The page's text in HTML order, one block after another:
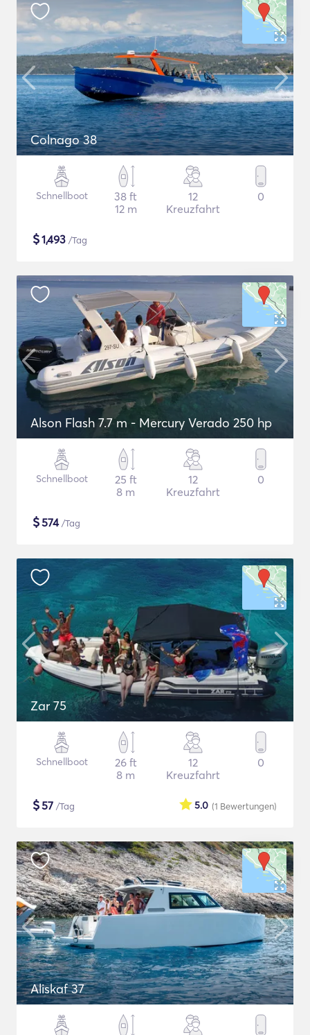
Colnago 38
Schnellboot
38 ft
12 m
12
Kreuzfahrt
0
$1,493 /Tag
Alson Flash 7.7 m - Mercury Verado 250 hp
Schnellboot
25 ft
8 m
12
Kreuzfahrt
0
$574/Tag
Zar 75
Schnellboot
26 ft
8 m
12
Kreuzfahrt
0
$57 /Tag (1 Bewertungen)
5.0
Aliskaf 37